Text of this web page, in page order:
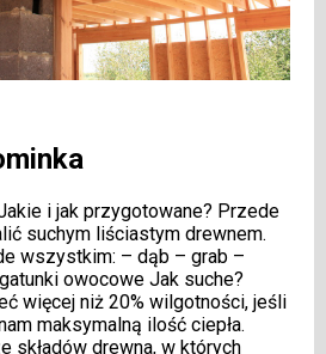
i jak przygotowane? Przede
suchym liściastym drewnem.
wszystkim: – dąb – grab –
owocowe Jak suche?
więcej niż 20% wilgotności, jeśli
maksymalną ilość ciepła.
składów drewna, w których